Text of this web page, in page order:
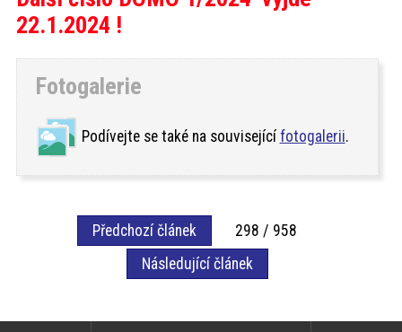
22.1.2024 !
Fotogalerie
Podívejte se také na souvisejícífotogalerii.
Předchozí článek
298 / 958
Následující článek